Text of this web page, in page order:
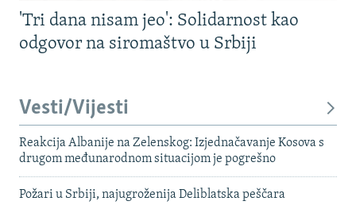
'Tri dana nisam jeo': Solidarnost kao
odgovor na siromaštvo u Srbiji
Vesti/Vijesti
Reakcija Albanije na Zelenskog: Izjednačavanje Kosova s ​​
drugom međunarodnom situacijom je pogrešno
Požari u Srbiji, najugroženija Deliblatska peščara